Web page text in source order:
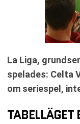
La Liga,
spelades: Celta
om seriespel,
TABELLÄGET